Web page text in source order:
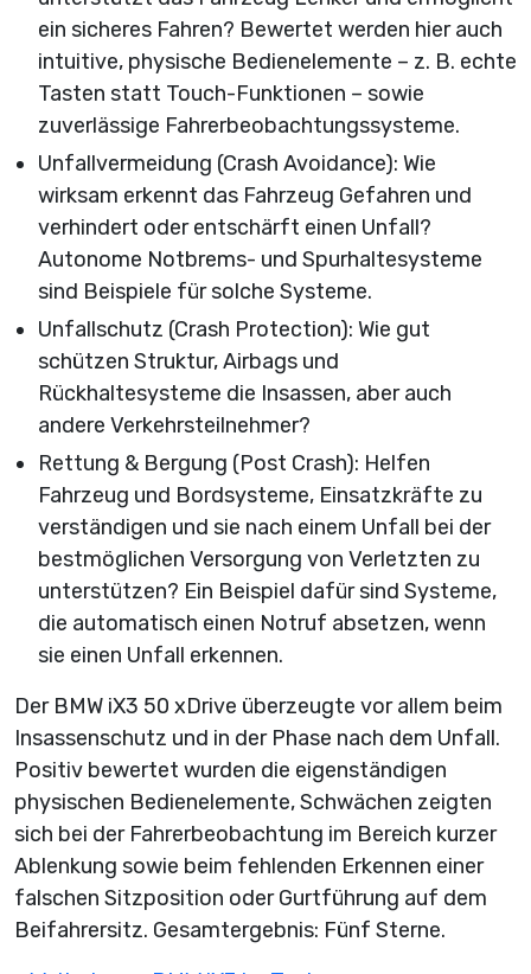
ein sicheres Fahren? Bewertet werden hier auch
intuitive, physische Bedienelemente – z. B. echte
Tasten statt Touch-Funktionen – sowie
zuverlässige Fahrerbeobachtungssysteme.
Unfallvermeidung (Crash Avoidance): Wie
wirksam erkennt das Fahrzeug Gefahren und
verhindert oder entschärft einen Unfall?
Autonome Notbrems- und Spurhaltesysteme
sind Beispiele für solche Systeme.
Unfallschutz (Crash Protection): Wie gut
schützen Struktur, Airbags und
Rückhaltesysteme die Insassen, aber auch
andere Verkehrsteilnehmer?
Rettung & Bergung (Post Crash): Helfen
Fahrzeug und Bordsysteme, Einsatzkräfte zu
verständigen und sie nach einem Unfall bei der
bestmöglichen Versorgung von Verletzten zu
unterstützen? Ein Beispiel dafür sind Systeme,
die automatisch einen Notruf absetzen, wenn
sie einen Unfall erkennen.
Der BMW iX3 50 xDrive überzeugte vor allem beim
Insassenschutz und in der Phase nach dem Unfall.
Positiv bewertet wurden die eigenständigen
physischen Bedienelemente, Schwächen zeigten
sich bei der Fahrerbeobachtung im Bereich kurzer
Ablenkung sowie beim fehlenden Erkennen einer
falschen Sitzposition oder Gurtführung auf dem
Beifahrersitz. Gesamtergebnis: Fünf Sterne.